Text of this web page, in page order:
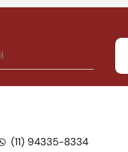
(11) 94335-8334